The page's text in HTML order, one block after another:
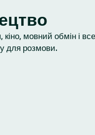
кіно, мовний обмін і
для розмови.